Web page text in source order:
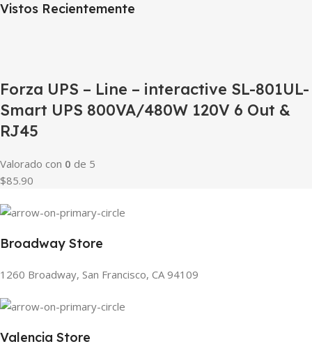
Vistos Recientemente
Forza UPS – Line – interactive SL-801UL-
Smart UPS 800VA/480W 120V 6 Out &
RJ45
Valorado con 0 de 5
$85.90
Broadway Store
1260 Broadway, San Francisco, CA 94109
Valencia Store